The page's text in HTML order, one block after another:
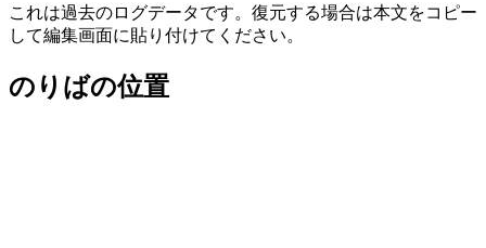
これは過去のログデータです。復元する場合は本文をコピー
して編集画面に貼り付けてください。
のりばの位置